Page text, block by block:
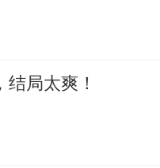
局太爽！